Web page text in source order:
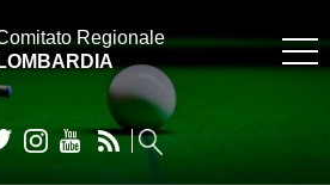
Regionale
LOMBARDIA